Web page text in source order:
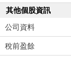
其他個股資訊
公司資料
稅前盈餘